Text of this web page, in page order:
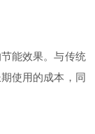
能效果。与传统
使用的成本，同